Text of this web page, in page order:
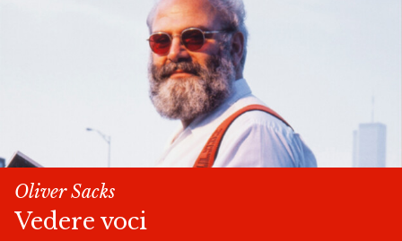
Oliver Sacks
Vedere voci